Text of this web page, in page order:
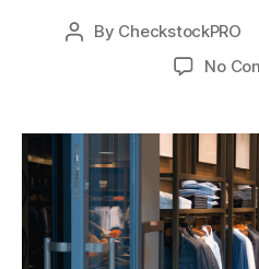
Post
By CheckstockPRO
No